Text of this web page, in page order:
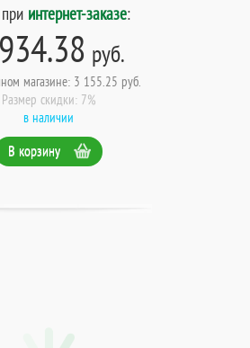
интернет-заказе:
руб.
магазине: 3 155.25 руб.
Размер скидки: 7%
в наличии
В корзину